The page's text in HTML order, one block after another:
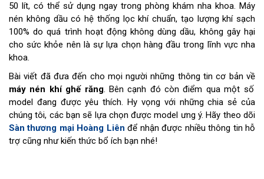
50 lít, có thể sử dụng ngay trong phòng khám nha khoa. Máy
nén không dầu có hệ thống lọc khí chuẩn, tạo lượng khí sạch
100% do quá trình hoạt động không dùng dầu, không gây hại
cho sức khỏe nên là sự lựa chọn hàng đầu trong lĩnh vực nha
khoa.
Bài viết đã đưa đến cho mọi người những thông tin cơ bản về
máy nén khí ghế răng. Bên cạnh đó còn điểm qua một số
model đang được yêu thích. Hy vọng với những chia sẻ của
chúng tôi, các bạn sẽ lựa chọn được model ưng ý. Hãy theo dõi
Sàn thương mại Hoàng Liên để nhận được nhiều thông tin hỗ
trợ cũng như kiến thức bổ ích bạn nhé!